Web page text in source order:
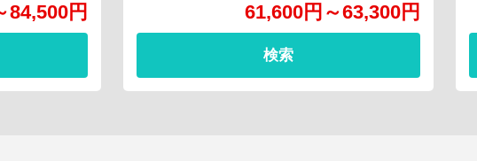
84,500円 61,600円 ～63,300円
検索